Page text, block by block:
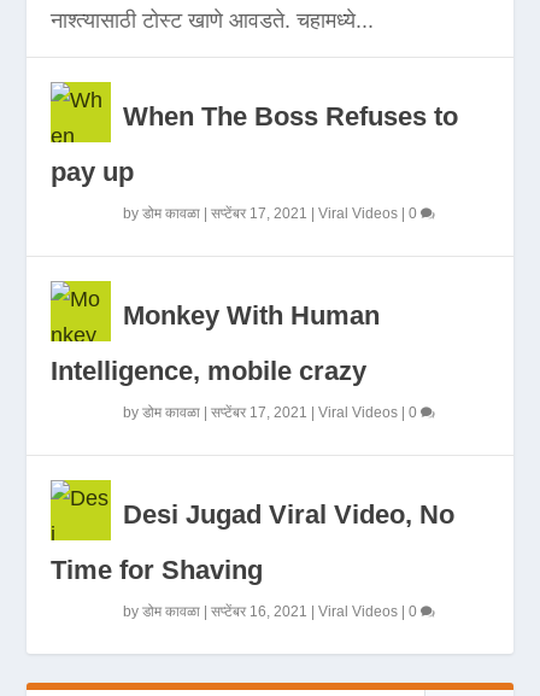
नाश्त्यासाठी टोस्ट खाणे आवडते. चहामध्ये...
When The Boss Refuses to
pay up
byडोम कावळा |सप्टेंबर 17, 2021 |Viral Videos |0
Monkey With Human
Intelligence, mobile crazy
byडोम कावळा |सप्टेंबर 17, 2021 |Viral Videos |0
Desi Jugad Viral Video, No
Time for Shaving
byडोम कावळा |सप्टेंबर 16, 2021 |Viral Videos |0